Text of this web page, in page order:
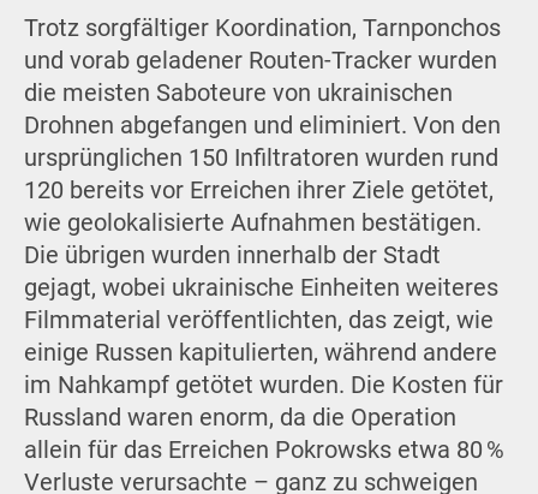
Trotz sorgfältiger Koordination, Tarnponchos
und vorab geladener Routen-Tracker wurden
die meisten Saboteure von ukrainischen
Drohnen abgefangen und eliminiert. Von den
ursprünglichen 150 Infiltratoren wurden rund
120 bereits vor Erreichen ihrer Ziele getötet,
wie geolokalisierte Aufnahmen bestätigen.
Die übrigen wurden innerhalb der Stadt
gejagt, wobei ukrainische Einheiten weiteres
Filmmaterial veröffentlichten, das zeigt, wie
einige Russen kapitulierten, während andere
im Nahkampf getötet wurden. Die Kosten für
Russland waren enorm, da die Operation
allein für das Erreichen Pokrowsks etwa 80 %
Verluste verursachte – ganz zu schweigen